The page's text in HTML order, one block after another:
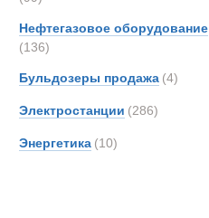
Нефтегазовое оборудование
(136)
Бульдозеры продажа (4)
Электростанции (286)
Энергетика (10)